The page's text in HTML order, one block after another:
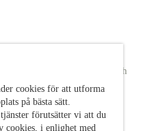
arbetarrörelsens frihets- och
cookies för att utforma
på bästa sätt.
förutsätter vi att du
cookies, i enlighet med